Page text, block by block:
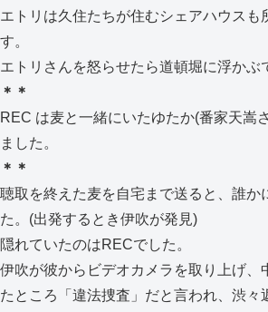
エトリは久住たちが住むシェアハウスも
す。
エトリさんを怒らせたら道頓堀に浮かぶ
＊＊
REC は麦と一緒にいたゆたか(番家天嵩
ました。
＊＊
聴取を終えた麦を自宅まで送ると、誰か
た。(出発するとき伊吹が発見)
隠れていたのはRECでした。
伊吹が彼からビデオカメラを取り上げ、
たところ「違法捜査」だと言われ、渋々